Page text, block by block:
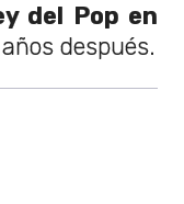
del Pop en
después.